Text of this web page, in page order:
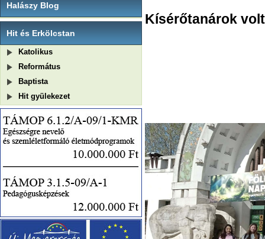
Halászy Blog
Hit és Erkölcstan
Katolikus
Református
Baptista
Hit gyülekezet
Kísérőtanárok